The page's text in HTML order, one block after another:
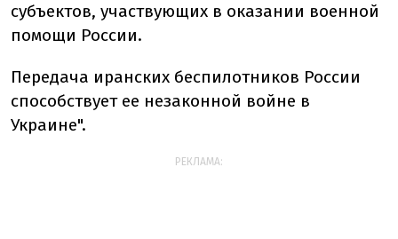
субъектов, участвующих в оказании военной
помощи России.
Передача иранских беспилотников России
способствует ее незаконной войне в
Украине".
РЕКЛАМА: